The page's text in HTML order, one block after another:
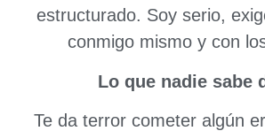
estructurado. Soy serio,
conmigo mismo y con
Lo que nadie sabe
Te da terror cometer algún